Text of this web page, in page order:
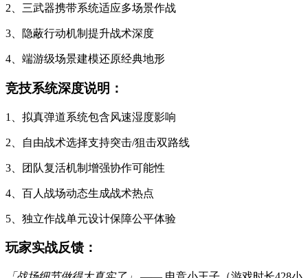
2、三武器携带系统适应多场景作战
3、隐蔽行动机制提升战术深度
4、端游级场景建模还原经典地形
竞技系统深度说明：
1、拟真弹道系统包含风速湿度影响
2、自由战术选择支持突击/狙击双路线
3、团队复活机制增强协作可能性
4、百人战场动态生成战术热点
5、独立作战单元设计保障公平体验
玩家实战反馈：